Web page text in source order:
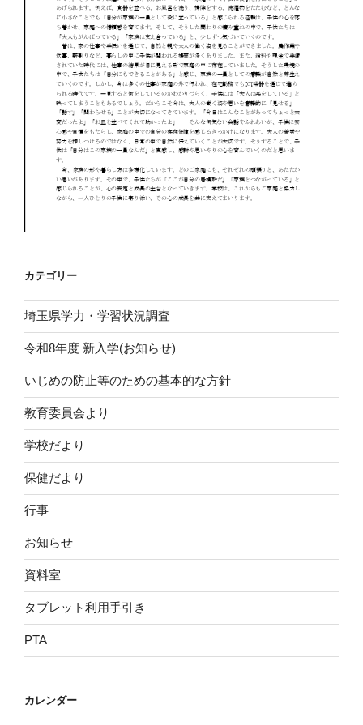
カテゴリー
埼玉県学力・学習状況調査
令和8年度 新入学(お知らせ)
いじめの防止等のための基本的な方針
教育委員会より
学校だより
保健だより
行事
お知らせ
資料室
タブレット利用手引き
PTA
カレンダー